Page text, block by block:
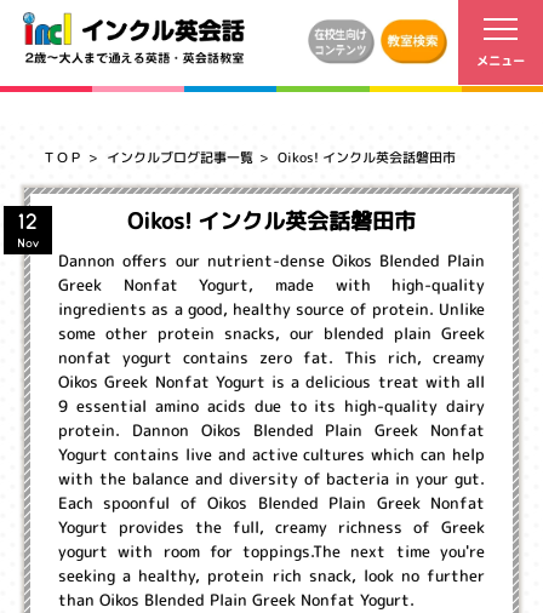
ＴＯＰ インクルブログ記事一覧 Oikos! インクル英会話磐田市
Oikos! インクル英会話磐田市
12
Nov
Dannon offers our nutrient-dense Oikos Blended Plain
Greek Nonfat Yogurt, made with high-quality
ingredients as a good, healthy source of protein. Unlike
some other protein snacks, our blended plain Greek
nonfat yogurt contains zero fat. This rich, creamy
Oikos Greek Nonfat Yogurt is a delicious treat with all
9 essential amino acids due to its high-quality dairy
protein. Dannon Oikos Blended Plain Greek Nonfat
Yogurt contains live and active cultures which can help
with the balance and diversity of bacteria in your gut.
Each spoonful of Oikos Blended Plain Greek Nonfat
Yogurt provides the full, creamy richness of Greek
yogurt with room for toppings.The next time you're
seeking a healthy, protein rich snack, look no further
than Oikos Blended Plain Greek Nonfat Yogurt.